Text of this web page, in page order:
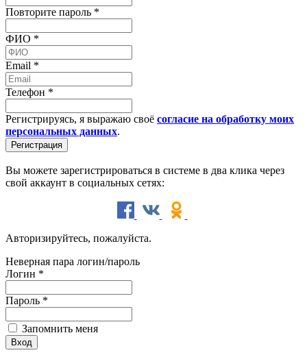
Повторите пароль *
ФИО *
Email *
Телефон *
Регистрируясь, я выражаю своё согласие на обработку моих
персональных данных.
Вы можете зарегистрироваться в системе в два клика через
свой аккаунт в социальных сетях:
Авторизируйтесь, пожалуйста.
Неверная пара логин/пароль
Логин *
Пароль *
Запомнить меня